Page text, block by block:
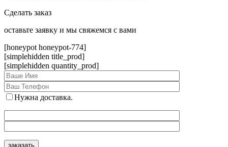
Сделать заказ
оcтавьте заявку и мы свяжемся с вами
[honeypot honeypot-774]
[simplehidden title_prod]
[simplehidden quantity_prod]
Нужна доставка.